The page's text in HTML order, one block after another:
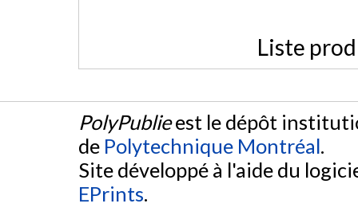
Liste
PolyPublieest le dépôt
de Polytechnique Montréal.
Site développé à l'aide du
EPrints.